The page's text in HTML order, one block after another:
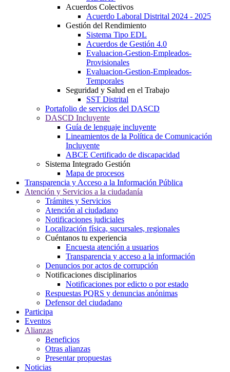
Acuerdos Colectivos
Acuerdo Laboral Distrital 2024 - 2025
Gestión del Rendimiento
Sistema Tipo EDL
Acuerdos de Gestión 4.0
Evaluacion-Gestion-Empleados-
Provisionales
Evaluacion-Gestion-Empleados-
Temporales
Seguridad y Salud en el Trabajo
SST Distrital
Portafolio de servicios del DASCD
DASCD Incluyente
Guía de lenguaje incluyente
Lineamientos de la Política de Comunicación
Incluyente
ABCE Certificado de discapacidad
Sistema Integrado Gestión
Mapa de procesos
Transparencia y Acceso a la Información Pública
Atención y Servicios a la ciudadanía
Trámites y Servicios
Atención al ciudadano
Notificaciones judiciales
Localización física, sucursales, regionales
Cuéntanos tu experiencia
Encuesta atención a usuarios
Transparencia y acceso a la información
Denuncios por actos de corrupción
Notificaciones disciplinarios
Notificaciones por edicto o por estado
Respuestas PQRS y denuncias anónimas
Defensor del ciudadano
Participa
Eventos
Alianzas
Beneficios
Otras alianzas
Presentar propuestas
Noticias